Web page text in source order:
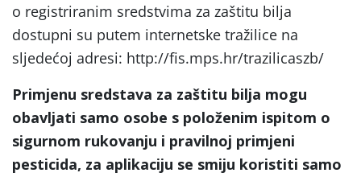
o registriranim sredstvima za zaštitu bilja
dostupni su putem internetske tražilice na
sljedećoj adresi: http://fis.mps.hr/trazilicaszb/
Primjenu sredstava za zaštitu bilja mogu
obavljati samo osobe s položenim ispitom o
sigurnom rukovanju i pravilnoj primjeni
pesticida, za aplikaciju se smiju koristiti samo